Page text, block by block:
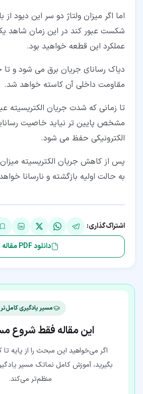
اما اگر میزان ولتاژ دو سر این دیود از
شکست عبور کند در این زمان شاهد
عملکرد این قطعه خواهید بود.
دیاک رسانای جریان برق می شود و تا
مقاومت داخلی آن کاسته خواهد شد.
تا زمانی که شدت جریان الکتریسیته
مشخص پایین تر نیاید خاصیت
الکترونیکی حفظ می شود.
پس از کاهش جریان الکتریسیته
به حالت اولیه بازگشته و نارسانا
اشتراک‌گذاری:
دانلود PDF مقاله
مسیر یادگیری کامل‌تر
این مقاله فقط شروع
اگر می‌خواهید این مبحث را از پایه تا
بگیرید، آموزش کامل نماتک مسیر
منظم‌تر می‌کند.